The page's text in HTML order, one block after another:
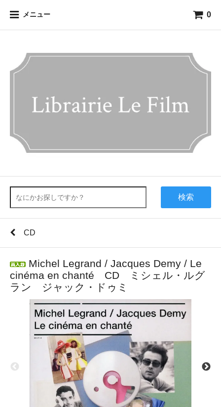
メニュー 0
検索
CD
Michel Legrand / Jacques Demy / Le
cinéma en chanté CD ミシェル・ルグ
ラン ジャック・ドゥミ